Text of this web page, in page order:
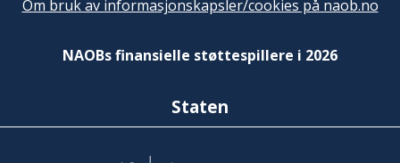
Om bruk av informasjonskapsler/cookies på naob.no
NAOBs finansielle støttespillere i 2026
Staten